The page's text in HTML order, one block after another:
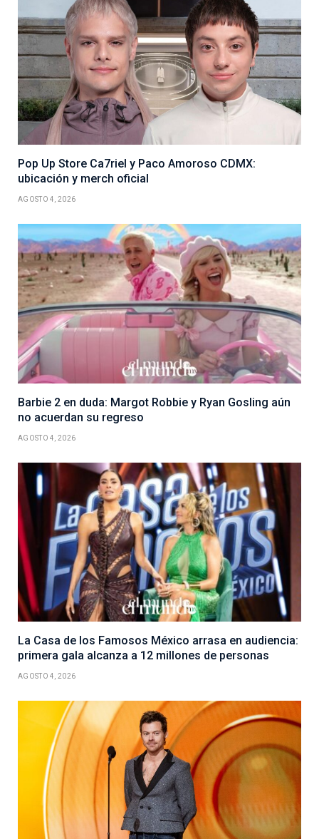
Pop Up Store Ca7riel y Paco Amoroso CDMX:
ubicación y merch oficial
AGOSTO 4, 2026
Barbie 2 en duda: Margot Robbie y Ryan Gosling aún
no acuerdan su regreso
AGOSTO 4, 2026
La Casa de los Famosos México arrasa en audiencia:
primera gala alcanza a 12 millones de personas
AGOSTO 4, 2026